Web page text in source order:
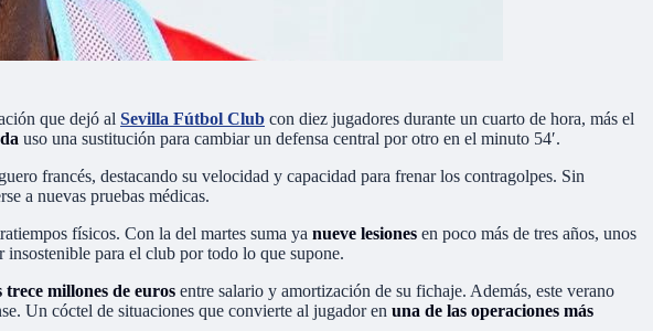
que dejó al Sevilla Fútbol Club con diez jugadores durante un cuarto de hora, más el
uso una sustitución para cambiar un defensa central por otro en el minuto 54′.
francés, destacando su velocidad y capacidad para frenar los contragolpes. Sin
a nuevas pruebas médicas.
físicos. Con la del martes suma ya nueve lesiones en poco más de tres años, unos
insostenible para el club por todo lo que supone.
trece millones de euros entre salario y amortización de su fichaje. Además, este verano
Un cóctel de situaciones que convierte al jugador en una de las operaciones más